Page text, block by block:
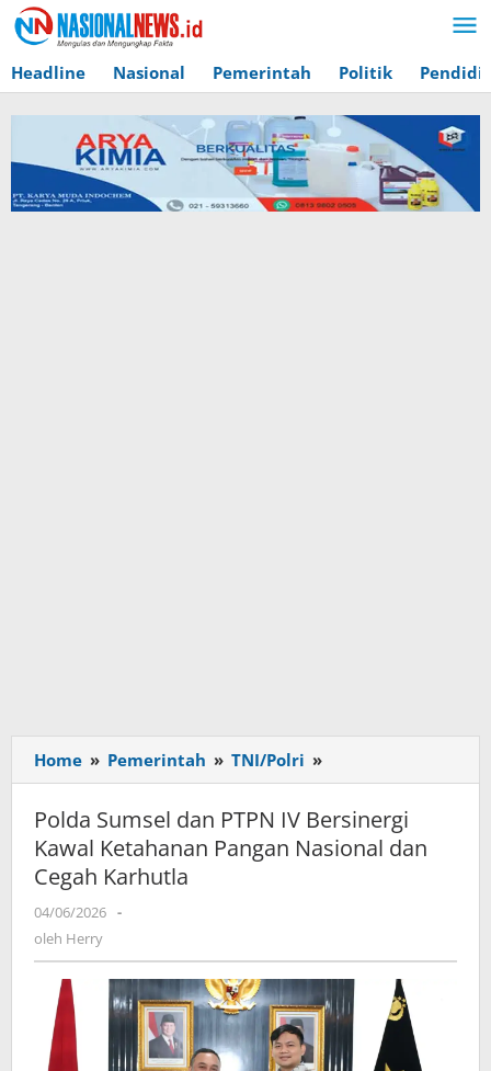
Lewati
ke
konten
Headline Nasional Pemerintah Politik
Home » Pemerintah » TNI/Polri »
Sumsel
dan
PTPN
IV
Nasional
dan
Cegah
Karhutla
Polda Sumsel dan PTPN IV Bersinergi
Kawal Ketahanan Pangan Nasional dan
Cegah Karhutla
04/06/2026 oleh
-
oleh Herry